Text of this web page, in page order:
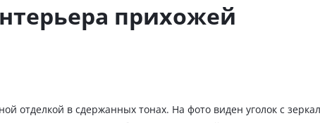
прихожей
отделкой в сдержанных тонах. На фото виден уголок с